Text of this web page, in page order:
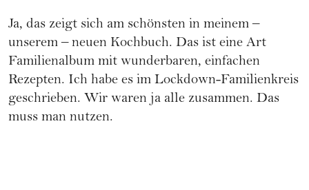
Ja, das zeigt sich am schönsten in meinem –
unserem – neuen Kochbuch. Das ist eine Art
Familienalbum mit wunderbaren, einfachen
Rezepten. Ich habe es im Lockdown-Familienkreis
geschrieben. Wir waren ja alle zusammen. Das
muss man nutzen.